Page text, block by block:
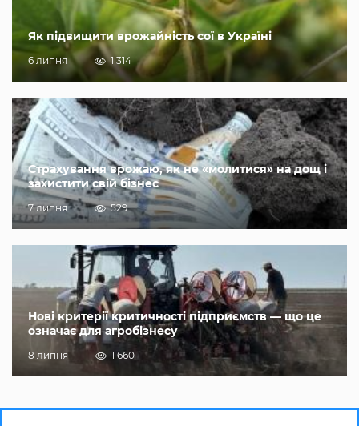
Як підвищити врожайність сої в Україні
6 липня 1 314
Страхування врожаю, як не «молитися» на дощ і
захистити свій бізнес
7 липня 529
Нові критерії критичності підприємств — що це
означає для агробізнесу
8 липня 1 660